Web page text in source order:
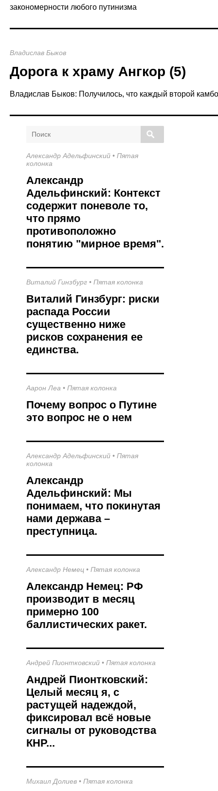
закономерности любого путинизма
Владислав Быков
Дорога к храму Ангкор (5)
Владислав Быков: Получилось, что каждый второй
П
о
Александр Адельфинский • Пятая
колонка
Александр
Адельфинский: Контекст
содержит поневоле то,
что прямо
противоположно
понятию "мирное время".
Виталий Гинзбург • Пятая колонка
Виталий Гинзбург: риски
распада России
существенно ниже
рисков сохранения ее
единства.
Аарон Леа • Пятая колонка
Почему вопрос о Путине
это вопрос не о нем
Александр Адельфинский • Пятая
колонка
Александр
Адельфинский: Мы
понимаем, что покинутая
нами держава –
преступница.
Александр Немец • Пятая колонка
Александр Немец: РФ
производит в месяц
примерно 100
баллистических ракет.
Андрей Пионтковский • Пятая колонка
Андрей Пионтковский:
Целый месяц я, с
растущей надеждой,
фиксировал всё новые
сигналы от руководства
КНР...
Михаил Долиев • Пятая колонка